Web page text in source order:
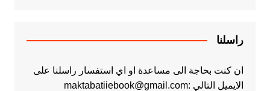
راسلنا
ان كنت بحاجة الى مساعدة او اي استفسار راسلنا على
الايميل التالي :maktabatiiebook@gmail.com